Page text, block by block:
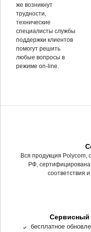
же возникнут
трудности,
технические
специалисты службы
поддержки клиентов
помогут решить
любые вопросы в
режиме on-line.
Вся продукция
РФ,
соответствия
Сервисный
бесплатное